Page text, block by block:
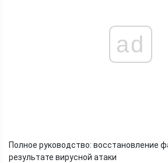
ad
Полное руководство: восстановление
результате вирусной атаки